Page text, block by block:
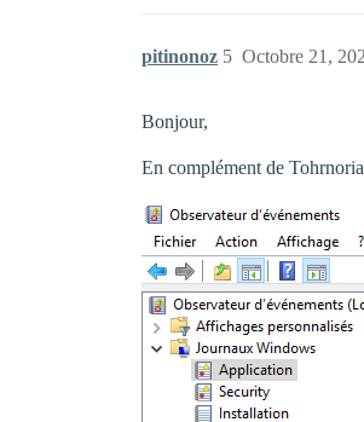
pitinonoz Octobre 21,
5
Bonjour,
En complément de